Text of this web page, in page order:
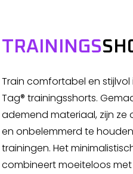
TRAININGS
Train comfortabel en
Tag® trainingsshorts.
ademend materiaal, zijn
en onbelemmerd te
trainingen. Het
combineert moeiteloos